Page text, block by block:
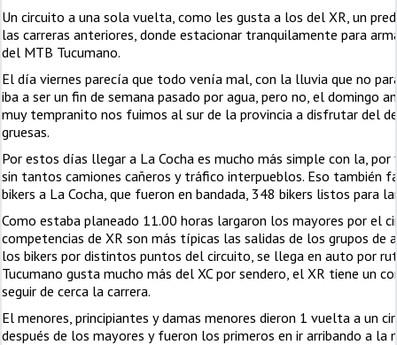
Un circuito a una sola vuelta, como les gusta a los del XR, un
las carreras anteriores, donde estacionar tranquilamente para
del MTB Tucumano.
El día viernes parecía que todo venía mal, con la lluvia que no
iba a ser un fin de semana pasado por agua, pero no, el domingo
muy tempranito nos fuimos al sur de la provincia a disfrutar del
gruesas.
Por estos días llegar a La Cocha es mucho más simple con la,
sin tantos camiones cañeros y tráfico interpueblos. Eso también
bikers a La Cocha, que fueron en bandada, 348 bikers listos para
Como estaba planeado 11.00 horas largaron los mayores por el
competencias de XR son más típicas las salidas de los grupos de
los bikers por distintos puntos del circuito, se llega en auto por
Tucumano gusta mucho más del XC por sendero, el XR tiene un
seguir de cerca la carrera.
El menores, principiantes y damas menores dieron 1 vuelta a un
después de los mayores y fueron los primeros en ir arribando a la